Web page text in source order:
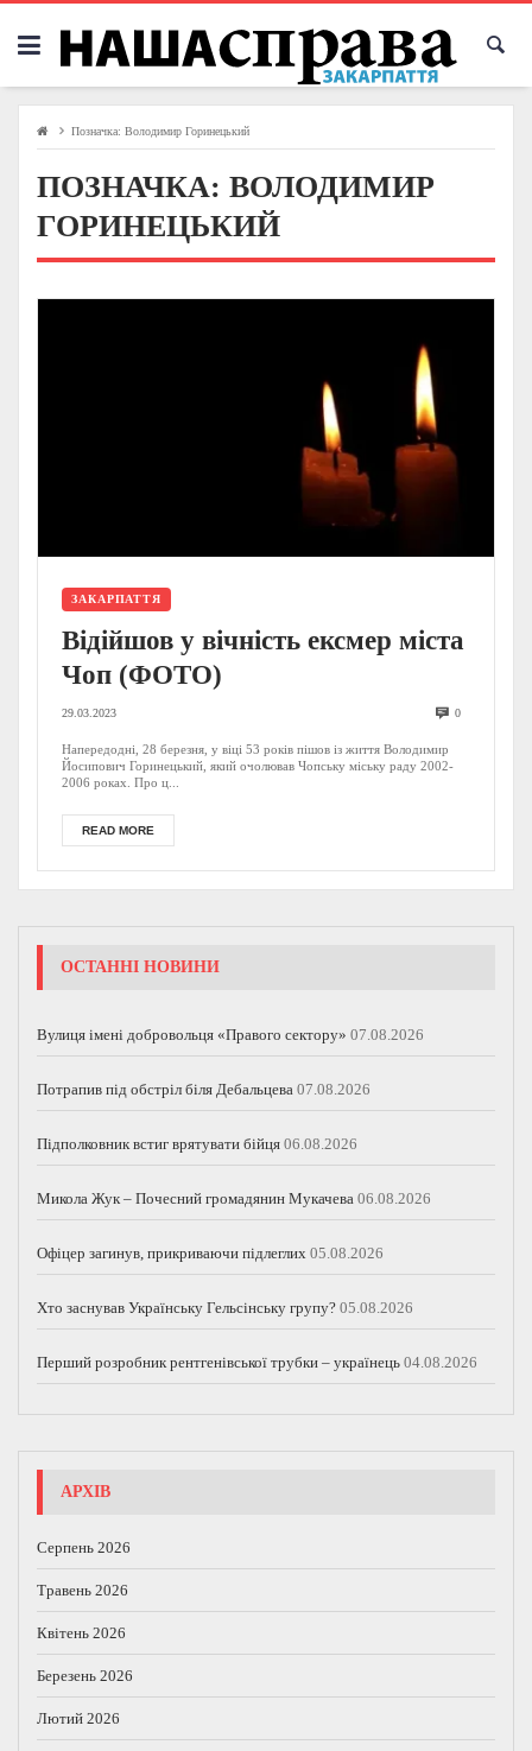
Skip
content
Позначка: Володимир Горинецький
ПОЗНАЧКА: ВОЛОДИМИР
ГОРИНЕЦЬКИЙ
ЗАКАРПАТТЯ
Відійшов у вічність ексмер міста
Чоп (ФОТО)
29.03.2023 0
Напередодні, 28 березня, у віці 53 років пішов із життя Володимир
Йосипович Горинецький, який очолював Чопську міську раду 2002-
2006 роках. Про ц...
READ MORE
ОСТАННІ НОВИНИ
Вулиця імені добровольця «Правого сектору» 07.08.2026
Потрапив під обстріл біля Дебальцева 07.08.2026
Підполковник встиг врятувати бійця 06.08.2026
Микола Жук – Почесний громадянин Мукачева 06.08.2026
Офіцер загинув, прикриваючи підлеглих 05.08.2026
Хто заснував Українську Гельсінську групу? 05.08.2026
Перший розробник рентгенівської трубки – українець 04.08.2026
АРХІВ
Серпень 2026
Травень 2026
Квітень 2026
Березень 2026
Лютий 2026